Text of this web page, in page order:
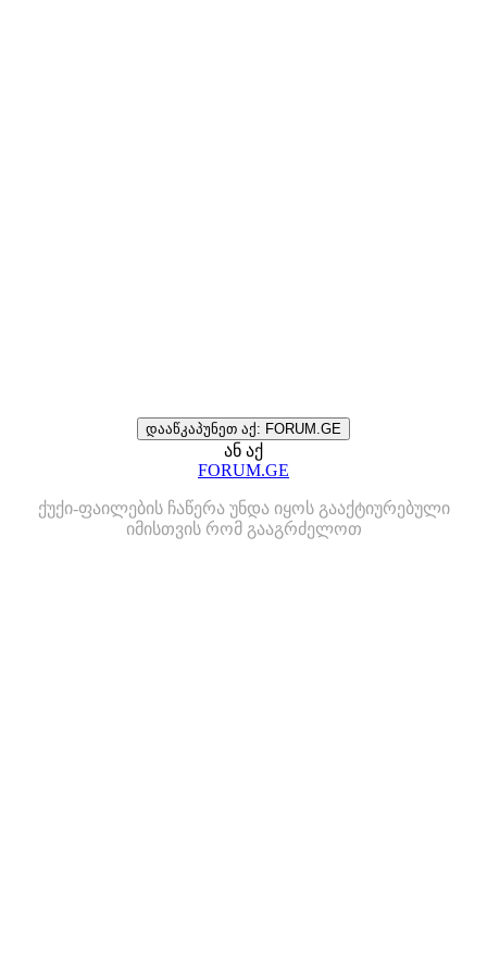
დააწკაპუნეთ აქ: FORUM.GE
ან აქ
FORUM.GE
ქუქი-ფაილების ჩაწერა უნდა იყოს გააქტიურებული
იმისთვის რომ გააგრძელოთ